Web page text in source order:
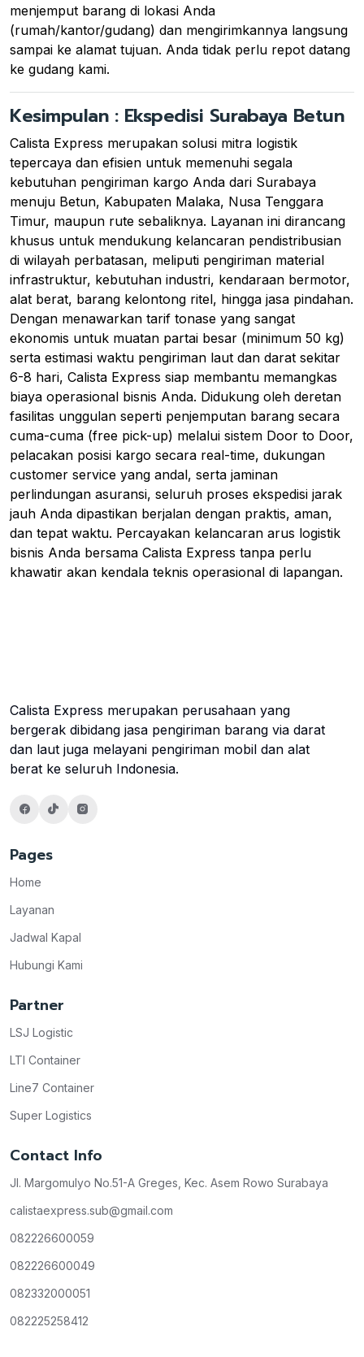
menjemput barang di lokasi Anda
(rumah/kantor/gudang) dan mengirimkannya langsung
sampai ke alamat tujuan. Anda tidak perlu repot datang
ke gudang kami.
Kesimpulan : Ekspedisi Surabaya Betun
Calista Express merupakan solusi mitra logistik
tepercaya dan efisien untuk memenuhi segala
kebutuhan pengiriman kargo Anda dari Surabaya
menuju Betun, Kabupaten Malaka, Nusa Tenggara
Timur, maupun rute sebaliknya. Layanan ini dirancang
khusus untuk mendukung kelancaran pendistribusian
di wilayah perbatasan, meliputi pengiriman material
infrastruktur, kebutuhan industri, kendaraan bermotor,
alat berat, barang kelontong ritel, hingga jasa pindahan.
Dengan menawarkan tarif tonase yang sangat
ekonomis untuk muatan partai besar (minimum 50 kg)
serta estimasi waktu pengiriman laut dan darat sekitar
6-8 hari, Calista Express siap membantu memangkas
biaya operasional bisnis Anda. Didukung oleh deretan
fasilitas unggulan seperti penjemputan barang secara
cuma-cuma (free pick-up) melalui sistem Door to Door,
pelacakan posisi kargo secara real-time, dukungan
customer service yang andal, serta jaminan
perlindungan asuransi, seluruh proses ekspedisi jarak
jauh Anda dipastikan berjalan dengan praktis, aman,
dan tepat waktu. Percayakan kelancaran arus logistik
bisnis Anda bersama Calista Express tanpa perlu
khawatir akan kendala teknis operasional di lapangan.
Calista Express merupakan perusahaan yang
bergerak dibidang jasa pengiriman barang via darat
dan laut juga melayani pengiriman mobil dan alat
berat ke seluruh Indonesia.
Pages
Home
Layanan
Jadwal Kapal
Hubungi Kami
Partner
LSJ Logistic
LTI Container
Line7 Container
Super Logistics
Contact Info
Jl. Margomulyo No.51-A Greges, Kec. Asem Rowo Surabaya
calistaexpress.sub@gmail.com
082226600059
082226600049
082332000051
082225258412